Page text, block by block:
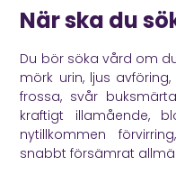
När ska du
Du bör söka vård om
mörk urin, ljus
frossa, svår
kraftigt illamående,
nytillkommen
snabbt försämrat